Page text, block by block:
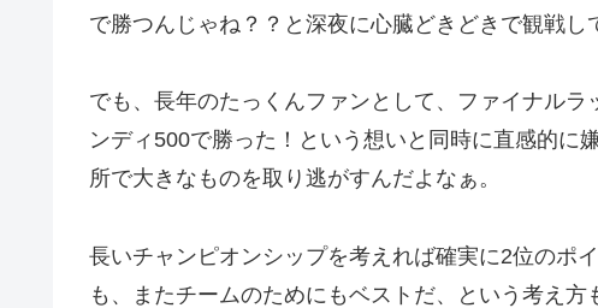
で勝つんじゃね？？と深夜に心臓どきどきで観戦し
でも、長年のたっくんファンとして、ファイナル
ンディ500で勝った！という想いと同時に直感的に
所で大きなものを取り逃がすんだよなぁ。
長いチャンピオンシップを考えれば確実に2位のポ
も、またチームのためにもベストだ、という考え